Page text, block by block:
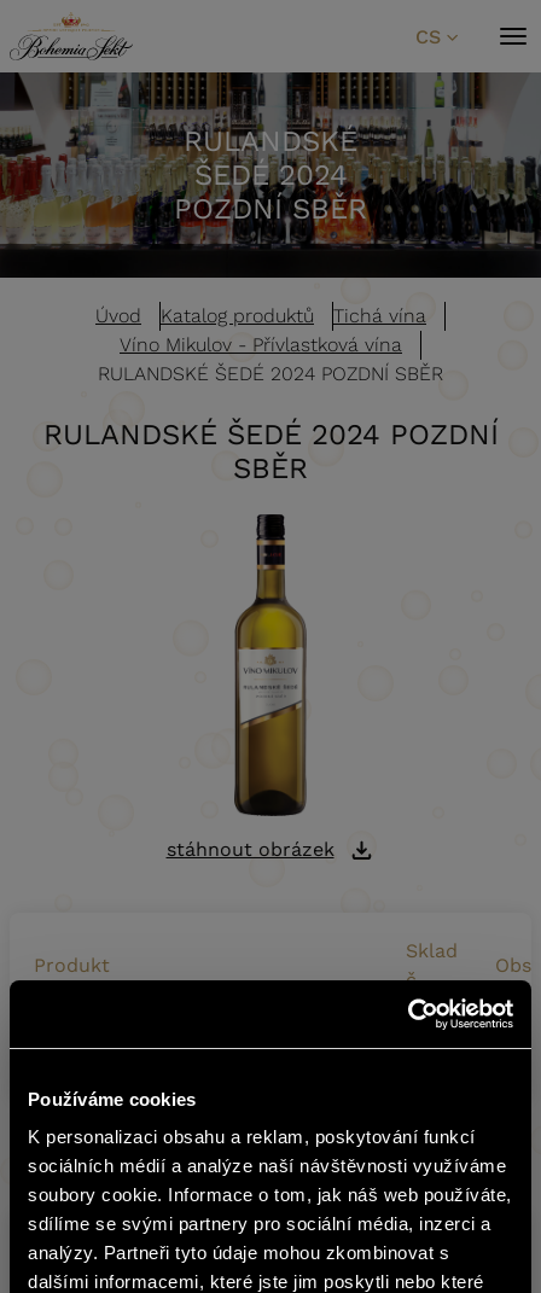
Používáme cookies
K personalizaci obsahu a reklam, poskytování funkcí
sociálních médií a analýze naší návštěvnosti využíváme
soubory cookie. Informace o tom, jak náš web používáte,
sdílíme se svými partnery pro sociální média, inzerci a
analýzy. Partneři tyto údaje mohou zkombinovat s
dalšími informacemi, které jste jim poskytli nebo které
Přeskočit na obsah
CS
RULANDSKÉ
ŠEDÉ 2024
POZDNÍ SBĚR
Úvod Katalog produktů
Tichá vína
Víno Mikulov - Přívlastková vína
RULANDSKÉ ŠEDÉ 2024 POZDNÍ SBĚR
RULANDSKÉ ŠEDÉ 2024 POZDNÍ
SBĚR
stáhnout obrázek
Produkt
Sklad
č.
5355724 0,75 l
Další produkty z této značky
Obsah stránek BOHEMIA SEKT není
vhodný pro osoby mladší 18 let.